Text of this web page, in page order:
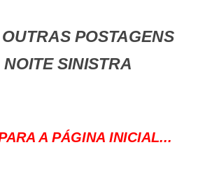
POSTAGENS
SINISTRA
A PÁGINA INICIAL...